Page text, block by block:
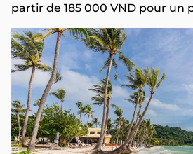
partir de 185 000 VND pour un